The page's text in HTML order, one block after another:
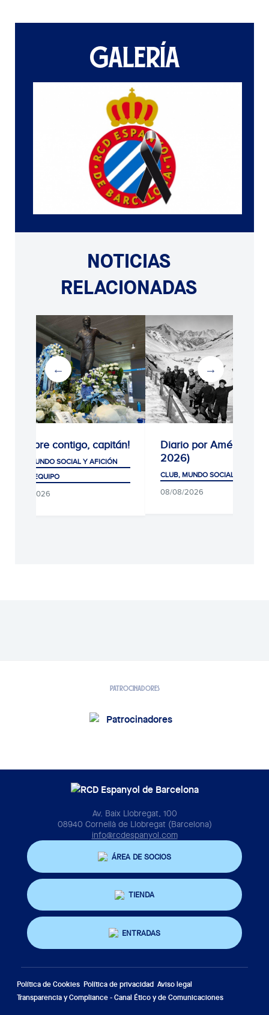
GALERÍA
NOTICIAS
RELACIONADAS
¡Siempre contigo, capitán!
CLUB, MUNDO SOCIAL Y AFICIÓN
PRIMER EQUIPO
08/08/2026
Diario por América
2026)
CLUB, MUNDO SOCIAL Y
08/08/2026
PATROCINADORES
Av. Baix Llobregat, 100
08940 Cornellà de Llobregat (Barcelona)
info@rcdespanyol.com
ÁREA DE SOCIOS
TIENDA
ENTRADAS
Política de Cookies Política de privacidad Aviso legal
Transparencia y Compliance - Canal Ético y de Comunicaciones